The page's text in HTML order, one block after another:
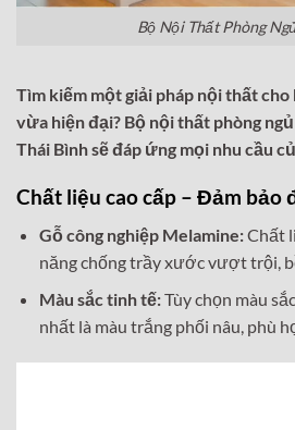
Bộ Nội Thất Phòng
Tìm kiếm một giải pháp nội thất
vừa hiện đại? Bộ nội thất phòng
Thái Bình sẽ đáp ứng mọi nhu cầu
Chất liệu cao cấp – Đảm bảo
Gỗ công nghiệp Melamine:Chất
năng chống trầy xước vượt trội,
Màu sắc tinh tế:Tùy chọn màu
nhất là màu trắng phối nâu, phù